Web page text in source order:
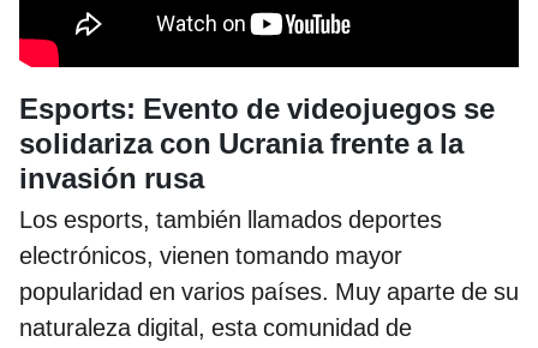
Esports: Evento de videojuegos se
solidariza con Ucrania frente a la
invasión rusa
Los esports, también llamados deportes
electrónicos, vienen tomando mayor
popularidad en varios países. Muy aparte de su
naturaleza digital, esta comunidad de